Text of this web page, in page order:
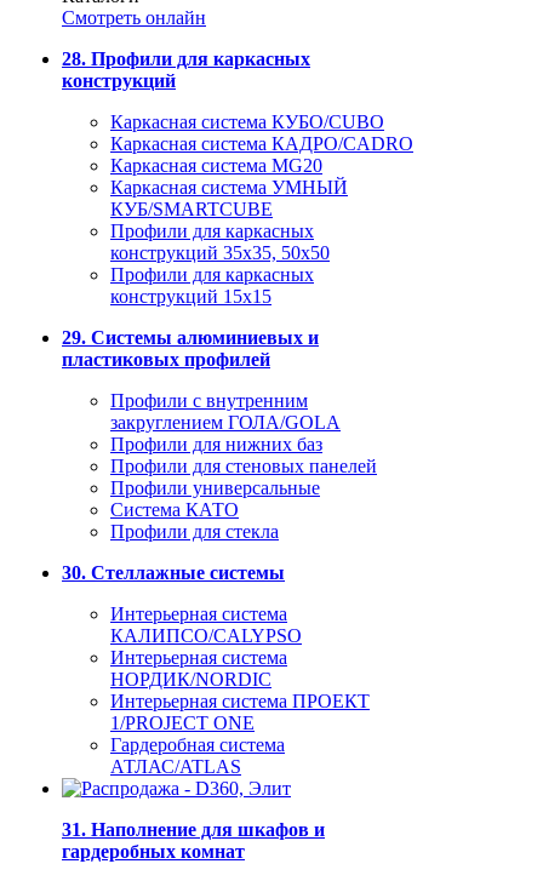
Смотреть онлайн
28. Профили для каркасных
конструкций
Каркасная система КУБО/CUBO
Каркасная система КАДРО/CADRO
Каркасная система MG20
Каркасная система УМНЫЙ
КУБ/SMARTCUBE
Профили для каркасных
конструкций 35x35, 50x50
Профили для каркасных
конструкций 15х15
29. Системы алюминиевых и
пластиковых профилей
Профили с внутренним
закруглением ГОЛА/GOLA
Профили для нижних баз
Профили для стеновых панелей
Профили универсальные
Система КАТО
Профили для стекла
30. Стеллажные системы
Интерьерная система
КАЛИПСО/CALYPSO
Интерьерная система
НОРДИК/NORDIC
Интерьерная система ПРОЕКТ
1/PROJECT ONE
Гардеробная система
АТЛАС/ATLAS
31. Наполнение для шкафов и
гардеробных комнат